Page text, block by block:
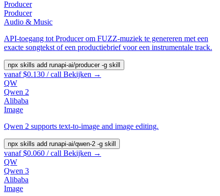
Producer
Producer
Audio & Music
API-toegang tot Producer om FUZZ-muziek te genereren met een
exacte songtekst of een productiebrief voor een instrumentale track.
npx skills add runapi-ai/producer -g skill
vanaf $0.130 / call Bekijken →
QW
Qwen 2
Alibaba
Image
Qwen 2 supports text-to-image and image editing.
npx skills add runapi-ai/qwen-2 -g skill
vanaf $0.060 / call Bekijken →
QW
Qwen 3
Alibaba
Image